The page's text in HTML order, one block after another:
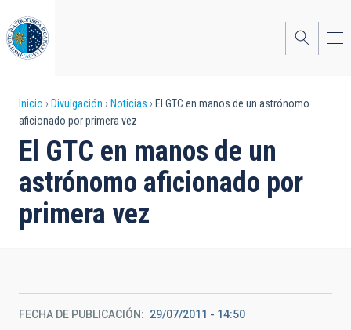
al
contenido
principal
Sobrescribir
enlaces
de
ayuda
a
Inicio Divulgación Noticias
El GTC en manos de un astrónomo
aficionado por primera vez
El GTC en manos de un
astrónomo aficionado por
primera vez
FECHA DE PUBLICACIÓN 29/07/2011 - 14:50